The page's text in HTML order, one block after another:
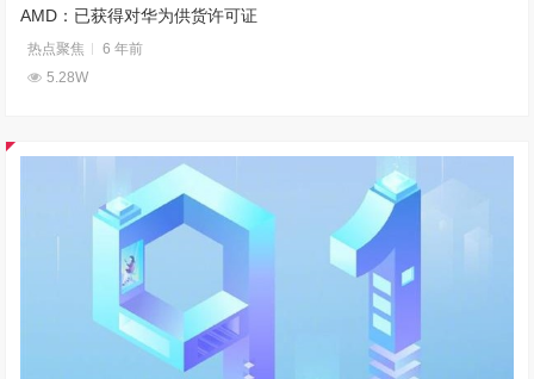
AMD：已获得对华为供货许可证
热点聚焦
6 年前
5.28W